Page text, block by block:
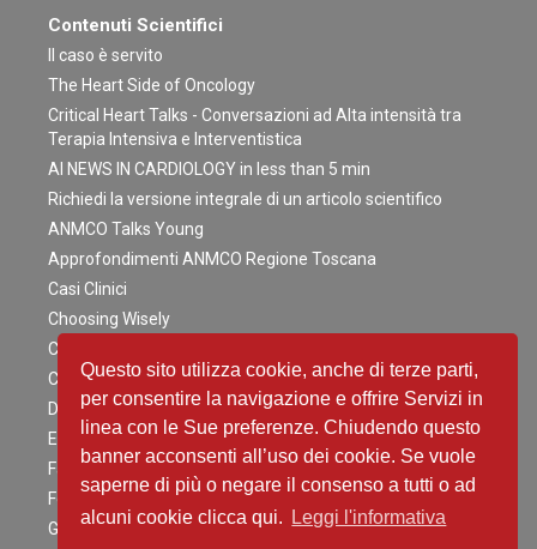
Questo sito utilizza cookie, anche di terze parti,
per consentire la navigazione e offrire Servizi in
linea con le Sue preferenze. Chiudendo questo
banner acconsenti all’uso dei cookie. Se vuole
saperne di più o negare il consenso a tutti o ad
alcuni cookie clicca qui.
Leggi l'informativa
Contenuti Scientifici
Il caso è servito
The Heart Side of Oncology
Critical Heart Talks - Conversazioni ad Alta intensità tra
Terapia Intensiva e Interventistica
AI NEWS IN CARDIOLOGY in less than 5 min
Richiedi la versione integrale di un articolo scientifico
ANMCO Talks Young
Approfondimenti ANMCO Regione Toscana
Casi Clinici
Choosing Wisely
Clinical Competence in Cardiologia
COGITO ERGO SUM AI
Distillati di buon senso
EpiCardio Interviews
Fast&Curious
Focus on… the right side of heart disease
Guidelines in Pills